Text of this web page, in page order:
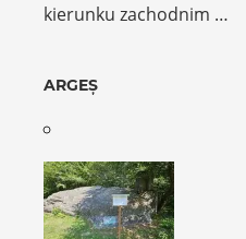
kierunku zachodnim …
ARGEȘ